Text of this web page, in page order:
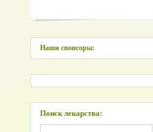
Наши спонсоры:
Поиск лекарства: